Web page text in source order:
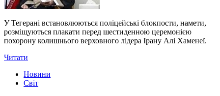
У Тегерані встановлюються поліцейські блокпости, намети,
розміщуються плакати перед шестиденною церемонією
похорону колишнього верховного лідера Ірану Алі Хаменеї.
Читати
Новини
Світ